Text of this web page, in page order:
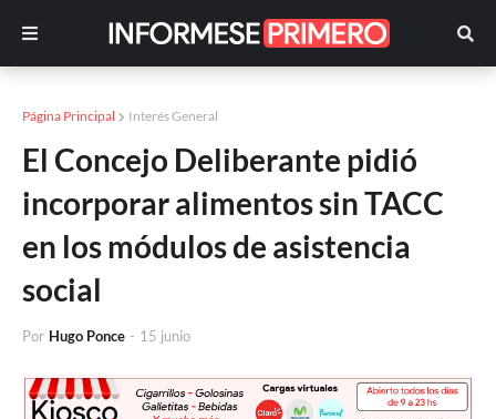
Página Principal Interés General
El Concejo Deliberante pidió
incorporar alimentos sin TACC
en los módulos de asistencia
social
Por Hugo Ponce - 15 junio